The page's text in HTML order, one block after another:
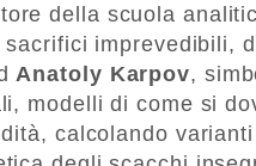
della scuola
sacrifici imprevedibili,
Anatoly Karpov,
modelli di come si
calcolando